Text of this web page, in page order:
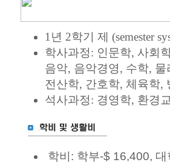
1년 2학기 제 (semester
학사과정: 인문학, 사회
음악, 음악경영, 수학,
전산학, 간호학, 체육학,
석사과정: 경영학, 환경
학비 : 학부-$ 16,400, 대